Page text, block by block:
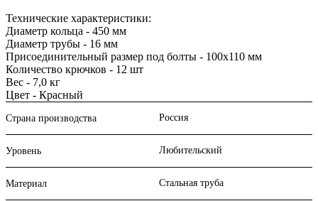
Технические характеристики:
Диаметр кольца - 450 мм
Диаметр трубы - 16 мм
Присоединительный размер под болты - 100х110 мм
Количество крючков - 12 шт
Вес - 7,0 кг
Цвет - Красный
Страна производства Россия
Уровень Любительский
Материал Стальная труба